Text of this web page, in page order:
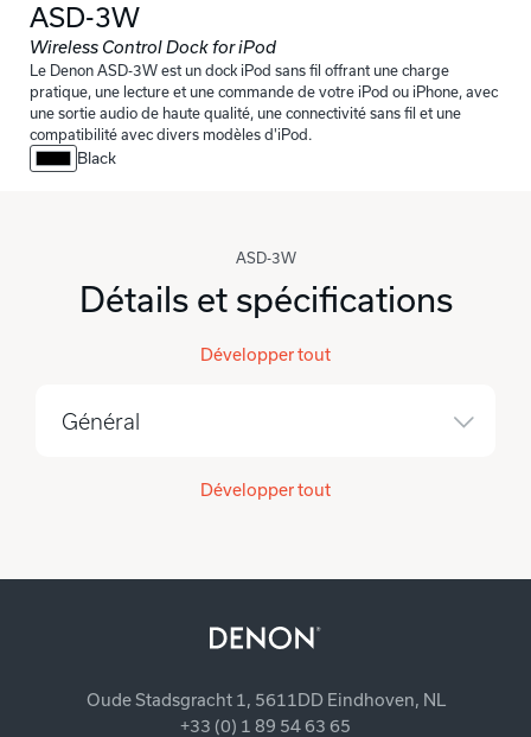
ASD-3W
Wireless Control Dock for iPod
Le Denon ASD-3W est un dock iPod sans fil offrant une charge
pratique, une lecture et une commande de votre iPod ou iPhone, avec
une sortie audio de haute qualité, une connectivité sans fil et une
compatibilité avec divers modèles d'iPod.
Black
ASD-3W
Détails et spécifications
Développer tout
Général
Développer tout
Oude Stadsgracht 1, 5611DD Eindhoven, NL
+33 (0) 1 89 54 63 65